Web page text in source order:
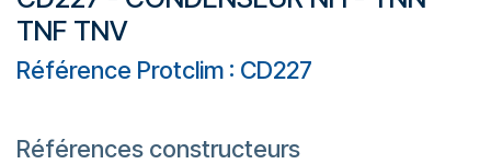
TNF TNV
Référence Protclim : CD227
Références constructeurs